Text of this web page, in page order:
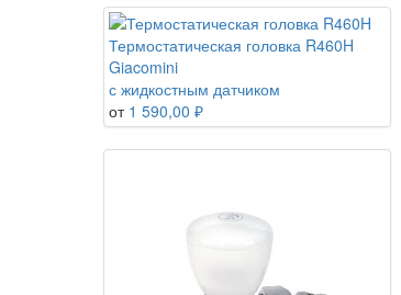
Термостатическая головка R460H
Giacomini
с жидкостным датчиком
от 1 590,00 ₽